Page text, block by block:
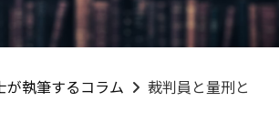
が執筆するコラム
裁判員と量刑と